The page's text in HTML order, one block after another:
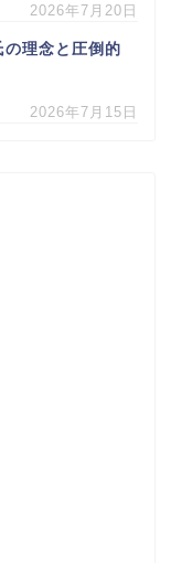
2026年7月20日
理念と圧倒的
2026年7月15日